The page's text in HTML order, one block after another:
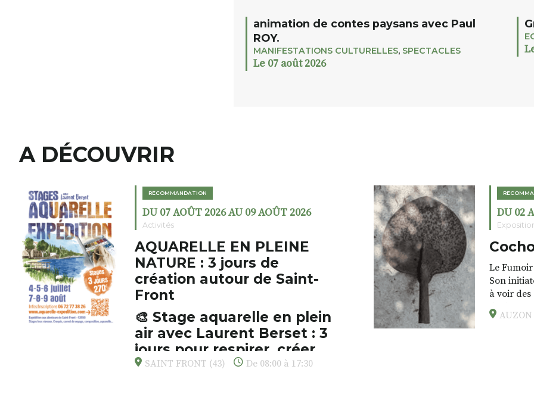
animation de contes paysans avec Paul
ROY.
MANIFESTATIONS CULTURELLES, SPECTACLES
Le 07 août 2026
A DÉCOUVRIR
RECOMMANDATION
DU 07 AOÛT 2026 AU 09 AOÛT 2026
Activités
AQUARELLE EN PLEINE
NATURE : 3 jours de
création autour de Saint-
Front
🎨 Stage aquarelle en plein
air avec Laurent Berset : 3
jours pour respirer, créer,
s’émerveiller
SAINT FRONT (43) De 08:00 à 17:30
DU 02
Le
Son
à voir
drôles,